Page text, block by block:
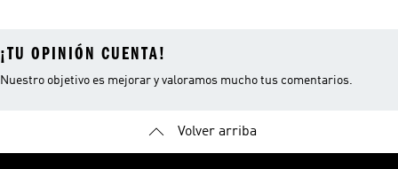
¡TU OPINIÓN CUENTA!
Nuestro objetivo es mejorar y valoramos mucho tus comentarios.
Volver arriba